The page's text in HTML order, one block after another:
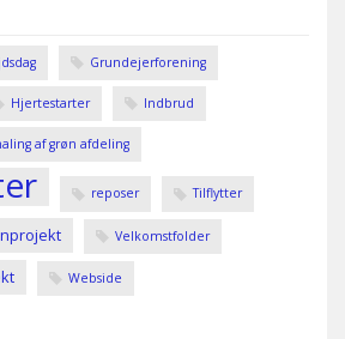
Grundejerforening
Hjertestarter Indbrud
af grøn afdeling
reposer Tilflytter
Velkomstfolder
Webside